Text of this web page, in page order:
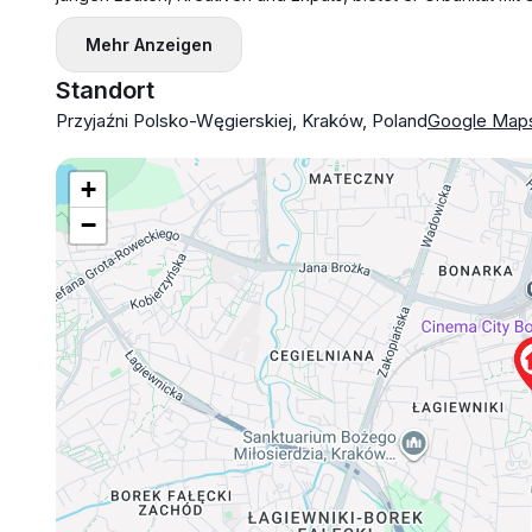
Mehr Anzeigen
Standort
Przyjaźni Polsko-Węgierskiej, Kraków, PolandGoogle
+
−